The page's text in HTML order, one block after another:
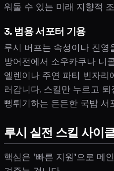
워둘 수 있는 미래 지향적
3. 범용 서포터 기용
루시 버프는 속성이나 진영
방어전에서 소우카쿠나 니
엘렌이나 주연 파티 빈자리
러갑니다. 스킬만 누르고
뻥튀기하는 든든한 국밥 서
루시 실전 스킬 사이
핵심은 '빠른 지원'으로 메